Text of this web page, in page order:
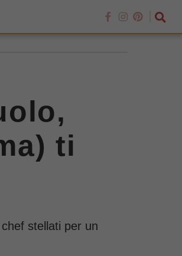
ti
stellati per un